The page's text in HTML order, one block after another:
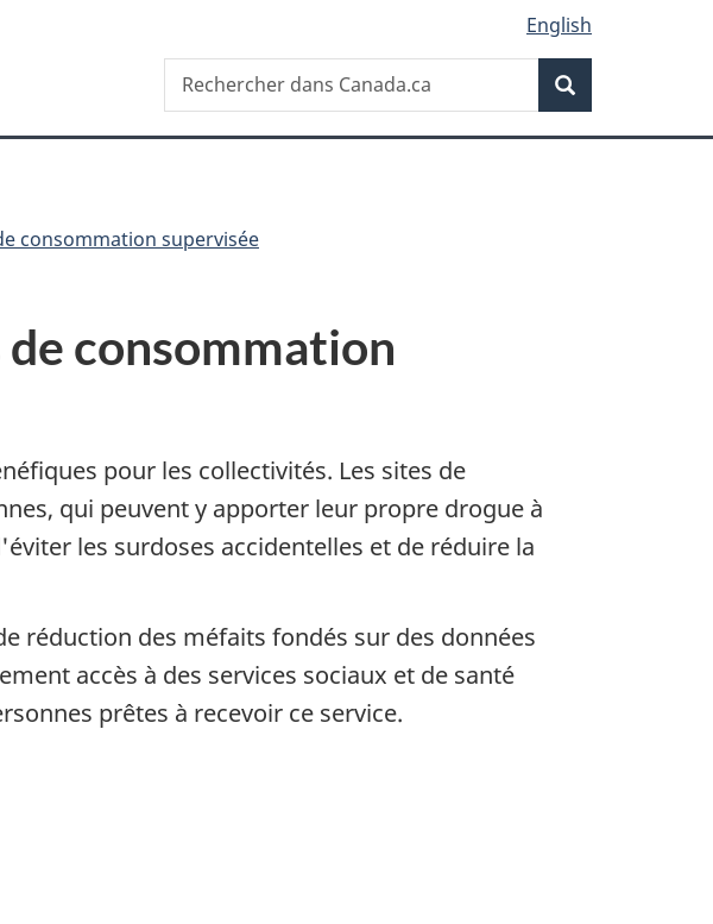
English
Recherche
Rechercher
dans
consommation supervisée
consommation
pour les collectivités. Les sites de
qui peuvent y apporter leur propre drogue à
les surdoses accidentelles et de réduire la
réduction des méfaits fondés sur des données
accès à des services sociaux et de santé
prêtes à recevoir ce service.